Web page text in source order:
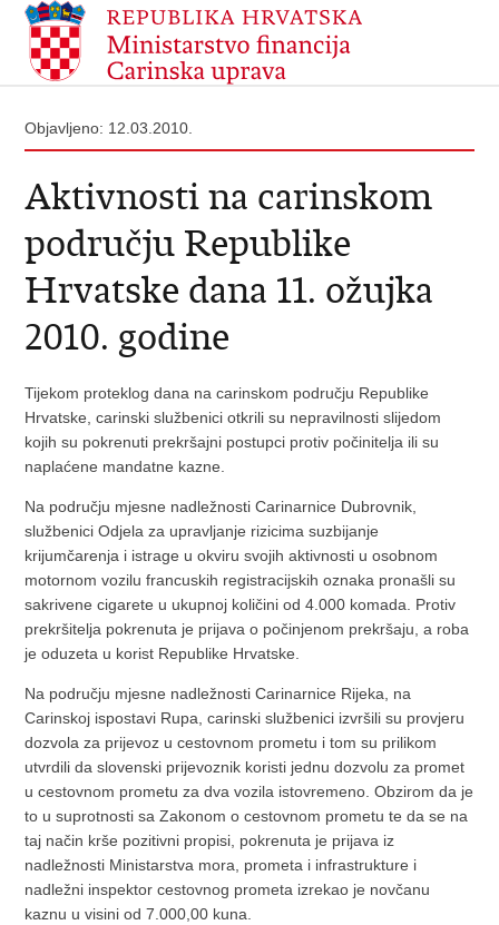
Objavljeno: 12.03.2010.
Aktivnosti na carinskom
području Republike
Hrvatske dana 11. ožujka
2010. godine
Tijekom proteklog dana na carinskom području Republike
Hrvatske, carinski službenici otkrili su nepravilnosti slijedom
kojih su pokrenuti prekršajni postupci protiv počinitelja ili su
naplaćene mandatne kazne.
Na području mjesne nadležnosti Carinarnice Dubrovnik,
službenici Odjela za upravljanje rizicima suzbijanje
krijumčarenja i istrage u okviru svojih aktivnosti u osobnom
motornom vozilu francuskih registracijskih oznaka pronašli su
sakrivene cigarete u ukupnoj količini od 4.000 komada. Protiv
prekršitelja pokrenuta je prijava o počinjenom prekršaju, a roba
je oduzeta u korist Republike Hrvatske.
Na području mjesne nadležnosti Carinarnice Rijeka, na
Carinskoj ispostavi Rupa, carinski službenici izvršili su provjeru
dozvola za prijevoz u cestovnom prometu i tom su prilikom
utvrdili da slovenski prijevoznik koristi jednu dozvolu za promet
u cestovnom prometu za dva vozila istovremeno. Obzirom da je
to u suprotnosti sa Zakonom o cestovnom prometu te da se na
taj način krše pozitivni propisi, pokrenuta je prijava iz
nadležnosti Ministarstva mora, prometa i infrastrukture i
nadležni inspektor cestovnog prometa izrekao je novčanu
kaznu u visini od 7.000,00 kuna.